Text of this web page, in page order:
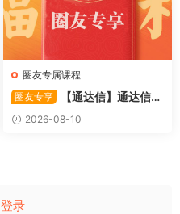
圈友专属课程
圈友专享
【通达信】通达信
〖动量指数优化〗副图指标 量
化评估股票的趋势强度与多空
2026-08-10
登录